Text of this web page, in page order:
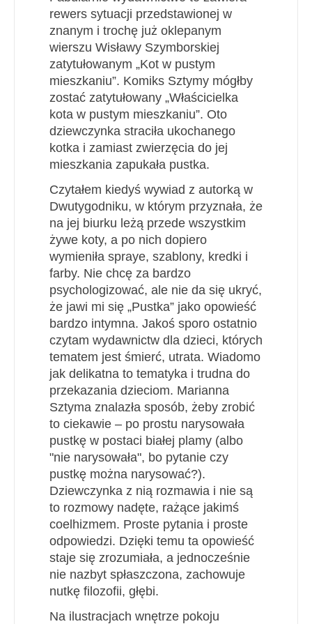
rewers sytuacji przedstawionej w
znanym i trochę już oklepanym
wierszu Wisławy Szymborskiej
zatytułowanym „Kot w pustym
mieszkaniu”. Komiks Sztymy mógłby
zostać zatytułowany „Właścicielka
kota w pustym mieszkaniu”. Oto
dziewczynka straciła ukochanego
kotka i zamiast zwierzęcia do jej
mieszkania zapukała pustka.
Czytałem kiedyś wywiad z autorką w
Dwutygodniku, w którym przyznała, że
na jej biurku leżą przede wszystkim
żywe koty, a po nich dopiero
wymieniła spraye, szablony, kredki i
farby. Nie chcę za bardzo
psychologizować, ale nie da się ukryć,
że jawi mi się „Pustka” jako opowieść
bardzo intymna. Jakoś sporo ostatnio
czytam wydawnictw dla dzieci, których
tematem jest śmierć, utrata. Wiadomo
jak delikatna to tematyka i trudna do
przekazania dzieciom. Marianna
Sztyma znalazła sposób, żeby zrobić
to ciekawie – po prostu narysowała
pustkę w postaci białej plamy (albo
"nie narysowała", bo pytanie czy
pustkę można narysować?).
Dziewczynka z nią rozmawia i nie są
to rozmowy nadęte, rażące jakimś
coelhizmem. Proste pytania i proste
odpowiedzi. Dzięki temu ta opowieść
staje się zrozumiała, a jednocześnie
nie nazbyt spłaszczona, zachowuje
nutkę filozofii, głębi.
Na ilustracjach wnętrze pokoju